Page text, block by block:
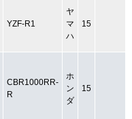
YZF-R1
ヤ
マ
ハ
15
CBR1000RR-
R
ホ
ン
ダ
15